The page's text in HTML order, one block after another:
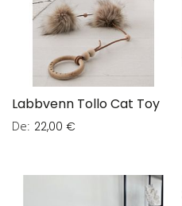
Labbvenn Tollo Cat Toy
De 22,00 €